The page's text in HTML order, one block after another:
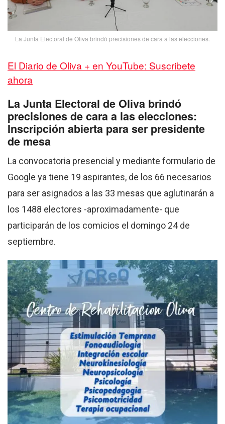
La Junta Electoral de Oliva brindó precisiones de cara a las elecciones.
El Diario de Oliva + en YouTube: Suscribete
ahora
La Junta Electoral de Oliva brindó
precisiones de cara a las elecciones:
Inscripción abierta para ser presidente
de mesa
La convocatoria presencial y mediante formulario de
Google ya tiene 19 aspirantes, de los 66 necesarios
para ser asignados a las 33 mesas que aglutinarán a
los 1488 electores -aproximadamente- que
participarán de los comicios el domingo 24 de
septiembre.